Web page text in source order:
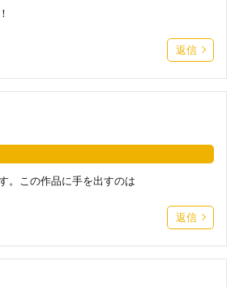
返信
。この作品に手を出すのは
返信